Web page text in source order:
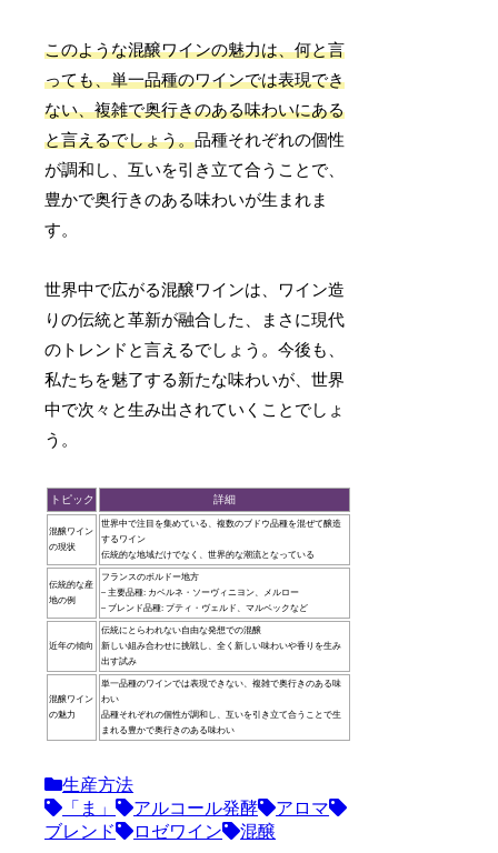
このような混醸ワインの魅力は、何と言
っても、単一品種のワインでは表現でき
ない、複雑で奥行きのある味わいにある
と言えるでしょう。品種それぞれの個性
が調和し、互いを引き立て合うことで、
豊かで奥行きのある味わいが生まれま
す。
世界中で広がる混醸ワインは、ワイン造
りの伝統と革新が融合した、まさに現代
のトレンドと言えるでしょう。今後も、
私たちを魅了する新たな味わいが、世界
中で次々と生み出されていくことでしょ
う。
トピック 詳細
混醸ワイン
の現状
世界中で注目を集めている、複数のブドウ品種を混ぜて醸造
するワイン
伝統的な地域だけでなく、世界的な潮流となっている
伝統的な産
地の例
フランスのボルドー地方
– 主要品種: カベルネ・ソーヴィニヨン、メルロー
– ブレンド品種: プティ・ヴェルド、マルベックなど
近年の傾向
伝統にとらわれない自由な発想での混醸
新しい組み合わせに挑戦し、全く新しい味わいや香りを生み
出す試み
混醸ワイン
の魅力
単一品種のワインでは表現できない、複雑で奥行きのある味
わい
品種それぞれの個性が調和し、互いを引き立て合うことで生
まれる豊かで奥行きのある味わい
生産方法
「ま」
アルコール発酵
アロマ
ブレンド
ロゼワイン 混醸